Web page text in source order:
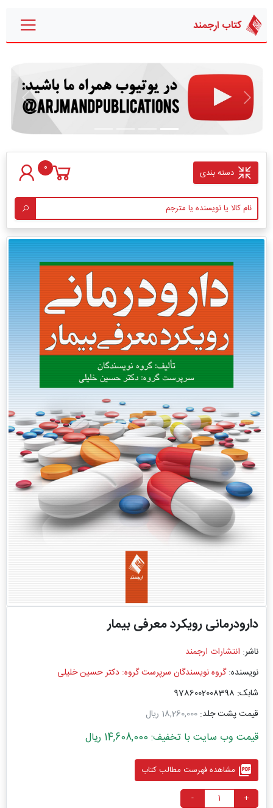
کتاب ارجمند
قبلی بعدی
دسته بندی 0
دارودرمانی رویکرد معرفی بیمار
ناشر: انتشارات ارجمند
نویسنده:گروه نویسندگان سرپرست گروه: دکتر حسین خلیلی
شابک: 9786002008398
قیمت پشت جلد: 18,260,000 ریال
قیمت وب سایت با تخفیف: 14,608,000 ریال
picture_as_pdf مشاهده فهرست مطالب کتاب
+
-